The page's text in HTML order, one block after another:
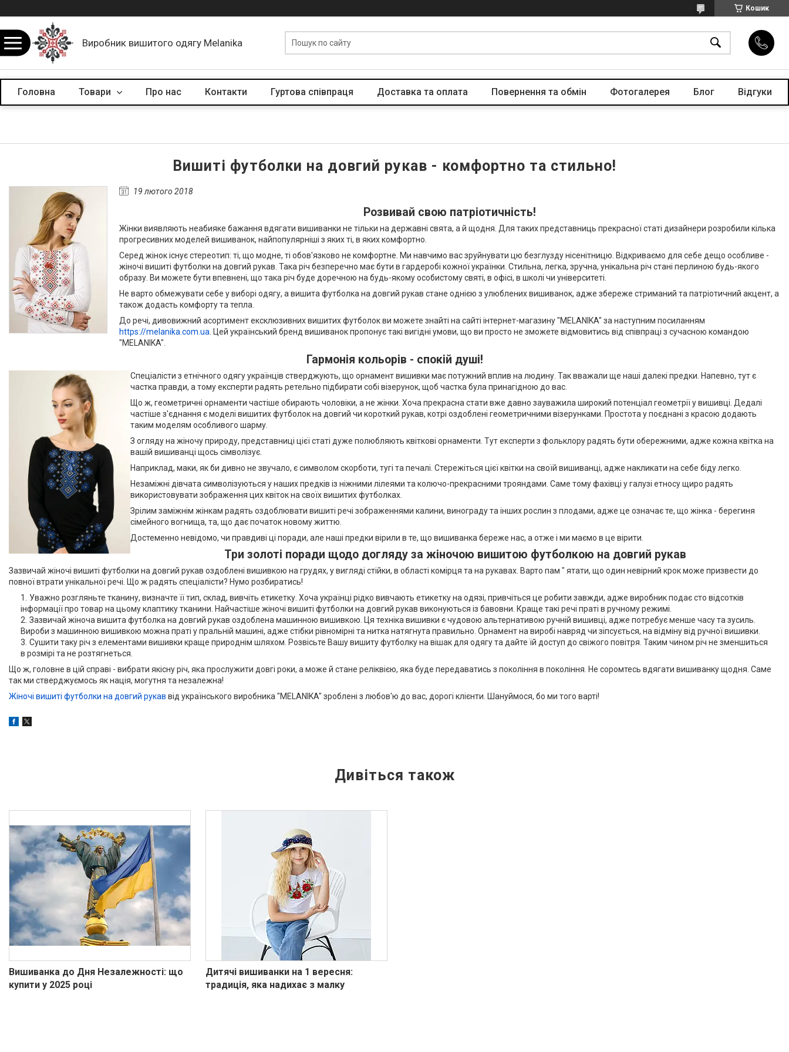
Кошик
Виробник вишитого одягу Melanika
Головна Товари Про нас Контакти Гуртова співпраця Доставка та оплата Повернення та обмін Фотогалерея Блог Відгуки
Вишиті футболки на довгий рукав - комфортно та стильно!
19 лютого 2018
Розвивай свою патріотичність!
Жінки виявляють неабияке бажання вдягати вишиванки не тільки на державні свята, а й щодня. Для таких представниць прекрасної статі дизайнери розробили кілька
прогресивних моделей вишиванок, найпопулярніші з яких ті, в яких комфортно.
Серед жінок існує стереотип: ті, що модне, ті обов'язково не комфортне. Ми навчимо вас зруйнувати цю безглузду нісенітницю. Відкриваємо для себе дещо особливе -
жіночі вишиті футболки на довгий рукав. Така річ безперечно має бути в гардеробі кожної українки. Стильна, легка, зручна, унікальна річ стані перлиною будь-якого
образу. Ви можете бути впевнені, що така річ буде доречною на будь-якому особистому святі, в офісі, в школі чи університеті.
Не варто обмежувати себе у виборі одягу, а вишита футболка на довгий рукав стане однією з улюблених вишиванок, адже збереже стриманий та патріотичний акцент, а
також додасть комфорту та тепла.
До речі, дивовижний асортимент ексклюзивних вишитих футболок ви можете знайті на сайті інтернет-магазину "MELANIKA" за наступним посиланням
https://melanika.com.ua . Цей український бренд вишиванок пропонує такі вигідні умови, що ви просто не зможете відмовитись від співпраці з сучасною командою
"MELANIKA".
Гармонія кольорів - спокій душі!
Спеціалісти з етнічного одягу українців стверджують, що орнамент вишивки має потужний вплив на людину. Так вважали ще наші далекі предки. Напевно, тут є
частка правди, а тому експерти радять ретельно підбирати собі візерунок, щоб частка була принагідною до вас.
Що ж, геометричні орнаменти частіше обирають чоловіки, а не жінки. Хоча прекрасна стати вже давно зауважила широкий потенціал геометрії у вишивці. Дедалі
частіше з'єднання є моделі вишитих футболок на довгий чи короткий рукав, котрі оздоблені геометричними візерунками. Простота у поєднані з красою додають
таким моделям особливого шарму.
З огляду на жіночу природу, представниці цієї статі дуже полюбляють квіткові орнаменти. Тут експерти з фольклору радять бути обережними, адже кожна квітка на
вашій вишиванці щось сімволізує.
Наприклад, маки, як би дивно не звучало, є символом скорботи, тугі та печалі. Стережіться цієї квітки на своїй вишиванці, адже накликати на себе біду легко.
Незаміжні дівчата символізуються у наших предків із ніжними лілеями та колючо-прекрасними трояндами. Саме тому фахівці у галузі етносу щиро радять
використовувати зображення цих квіток на своїх вишитих футболках.
Зрілим заміжнім жінкам радять оздоблювати вишиті речі зображеннями калини, винограду та інших рослин з плодами, адже це означає те, що жінка - берегиня
сімейного вогнища, та, що дає початок новому життю.
Достеменно невідомо, чи правдиві ці поради, але наші предки вірили в те, що вишиванка береже нас, а отже і ми маємо в це вірити.
Три золоті поради щодо догляду за жіночою вишитою футболкою на довгий рукав
Зазвичай жіночі вишиті футболки на довгий рукав оздоблені вишивкою на грудях, у вигляді стійки, в області комірця та на рукавах. Варто пам " ятати, що один невірний крок може призвести до
повної втрати унікальної речі. Що ж радять спеціалісти? Нумо розбиратись!
Уважно розгляньте тканину, визначте її тип, склад, вивчіть етикетку. Хоча українці рідко вивчають етикетку на одязі, привчіться це робити завжди, адже виробник подає сто відсотків
інформації про товар на цьому клаптику тканини. Найчастіше жіночі вишиті футболки на довгий рукав виконуються із бавовни. Краще такі речі праті в ручному режимі.
Зазвичай жіноча вишита футболка на довгий рукав оздоблена машинною вишивкою. Ця техніка вишивки є чудовою альтернативою ручній вишивці, адже потребує менше часу та зусиль.
Вироби з машинною вишивкою можна праті у пральній машині, адже стібки рівномірні та нитка натягнута правильно. Орнамент на виробі навряд чи зіпсується, на відміну від ручної вишивки.
Сушити таку річ з елементами вишивки краще природнім шляхом. Розвісьте Вашу вишиту футболку на вішак для одягу та дайте їй доступ до свіжого повітря. Таким чином річ не зменшиться
в розмірі та не розтягнеться.
Що ж, головне в цій справі - вибрати якісну річ, яка прослужити довгі роки, а може й стане реліквією, яка буде передаватись з покоління в покоління. Не соромтесь вдягати вишиванку щодня. Саме
так ми стверджуємось як нація, могутня та незалежна!
Жіночі вишиті футболки на довгий рукав від українського виробника "MELANIKA" зроблені з любов'ю до вас, дорогі клієнти. Шануймося, бо ми того варті!
Вишиванка до Дня Незалежності: що
купити у 2025 році
Дитячі вишиванки на 1 вересня:
традиція, яка надихає з малку